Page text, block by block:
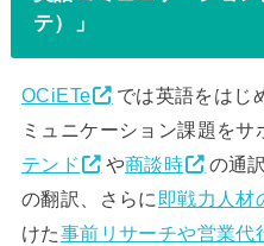
テ）」
OCiETe
では英語をはじ
ミュニケーション課題を
テンド
や商談時 の通
の翻訳、さらに 即戦力人材
けた事前リサーチや営業代